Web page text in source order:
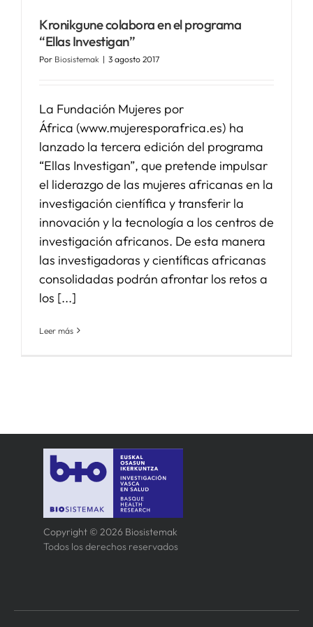
SERVICIOS
NOTICIAS
Kronikgune colabora en el programa
“Ellas Investigan”
Por Biosistemak | 3 agosto 2017
La Fundación Mujeres por
África (www.mujeresporafrica.es) ha
lanzado la tercera edición del programa
“Ellas Investigan”, que pretende impulsar
el liderazgo de las mujeres africanas en la
investigación científica y transferir la
innovación y la tecnología a los centros de
investigación africanos. De esta manera
las investigadoras y científicas africanas
consolidadas podrán afrontar los retos a
los [...]
Leer más
Copyright © 2026 Biosistemak
Todos los derechos reservados